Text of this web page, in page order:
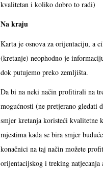
kvalitetan i koliko dobro to radi)
Na kraju
Karta je osnova za orijentaciju, a
(kretanje) neophodno je
dok putujemo preko zemljišta.
Da bi na neki način profitirali na
mogućnosti (ne pretjerano gledati
smjer kretanja koristeći kvalitetne
mjestima kada se bira smjer
konačnici na taj način možete
orijentacijskog i treking